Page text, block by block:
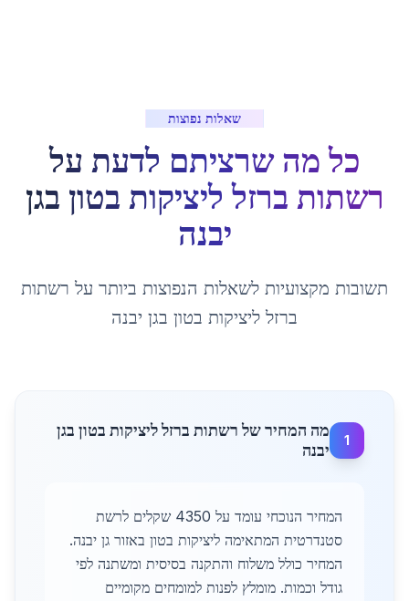
שאלות נפוצות
כל מה שרציתם לדעת על
רשתות ברזל ליציקות בטון בגן
יבנה
תשובות מקצועיות לשאלות הנפוצות ביותר על רשתות
ברזל ליציקות בטון בגן יבנה
1
מה המחיר של רשתות ברזל ליציקות בטון בגן
יבנה
המחיר הנוכחי עומד על 4350 שקלים לרשת
סטנדרטית המתאימה ליציקות בטון באזור גן יבנה.
המחיר כולל משלוח והתקנה בסיסית ומשתנה לפי
גודל וכמות. מומלץ לפנות למומחים מקומיים